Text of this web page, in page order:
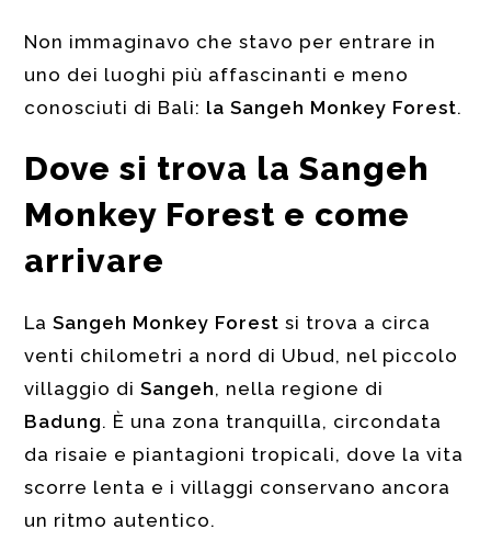
Non immaginavo che stavo per entrare in
uno dei luoghi più affascinanti e meno
conosciuti di Bali: la Sangeh Monkey Forest.
Dove si trova la Sangeh
Monkey Forest e come
arrivare
LaSangeh Monkey Forest si trova a circa
venti chilometri a nord di Ubud, nel piccolo
villaggio diSangeh, nella regione di
Badung. È una zona tranquilla, circondata
da risaie e piantagioni tropicali, dove la vita
scorre lenta e i villaggi conservano ancora
un ritmo autentico.